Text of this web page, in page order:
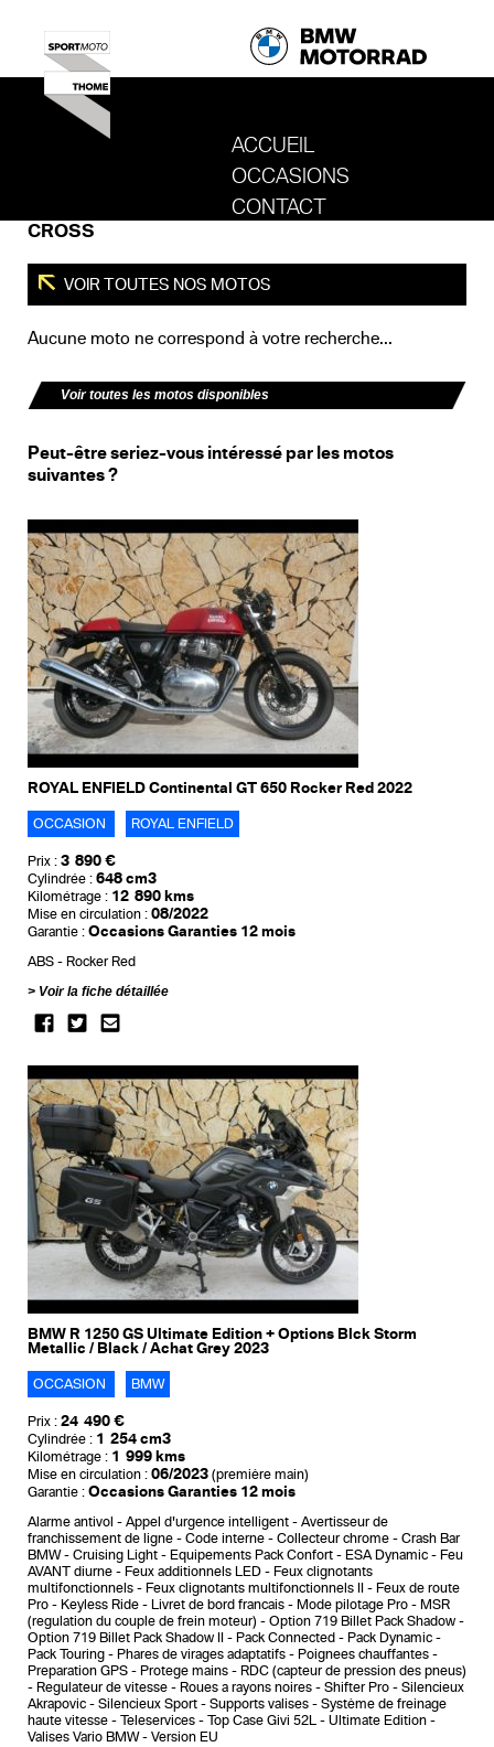
ACCUEIL
REVENIR AU SITE DE SPORT MOTO
OCCASIONS
CONTACT
CROSS
VOIR TOUTES NOS MOTOS
Aucune moto ne correspond à votre recherche...
Voir toutes les motos disponibles
Peut-être seriez-vous intéressé par les motos
suivantes ?
ROYAL ENFIELD Continental GT 650 Rocker Red 2022
OCCASION ROYAL ENFIELD
Prix : 3 890 €
Cylindrée : 648 cm3
Kilométrage : 12 890 kms
Mise en circulation : 08/2022
Garantie : Occasions Garanties 12 mois
ABS
Rocker Red
Voir la fiche détaillée
BMW R 1250 GS Ultimate Edition + Options Blck Storm
Metallic / Black / Achat Grey 2023
OCCASION BMW
Prix : 24 490 €
Cylindrée : 1 254 cm3
Kilométrage : 1 999 kms
Mise en circulation : 06/2023 (première main)
Garantie : Occasions Garanties 12 mois
Alarme antivol Appel d'urgence intelligent
Avertisseur de
franchissement de ligne
Code interne Collecteur chrome
Crash Bar
BMW
Cruising Light Equipements Pack Confort ESA Dynamic
Feu
AVANT diurne
Feux additionnels LED
Feux clignotants
multifonctionnels
Feux clignotants multifonctionnels II
Feux de route
Pro
Keyless Ride Livret de bord francais Mode pilotage Pro
MSR
(regulation du couple de frein moteur)
Option 719 Billet Pack Shadow
Option 719 Billet Pack Shadow II
Pack Connected
Pack Dynamic
Pack Touring
Phares de virages adaptatifs
Poignees chauffantes
Preparation GPS
Protege mains
RDC (capteur de pression des pneus)
Regulateur de vitesse
Roues a rayons noires Shifter Pro
Silencieux
Akrapovic
Silencieux Sport Supports valises
Système de freinage
haute vitesse
Teleservices Top Case Givi 52L
Ultimate Edition
Valises Vario BMW
Version EU